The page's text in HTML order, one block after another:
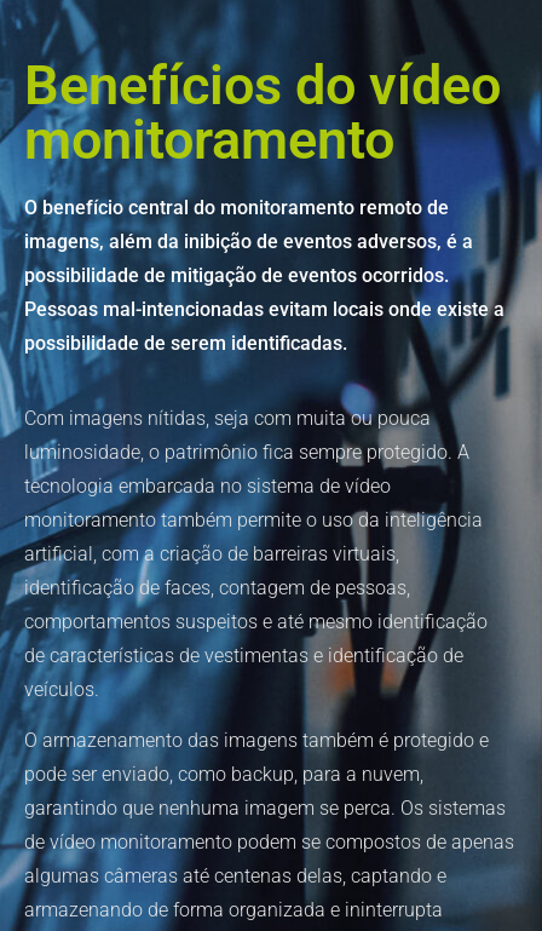
Benefícios do vídeo
monitoramento
O benefício central do monitoramento remoto de
imagens, além da inibição de eventos adversos, é a
possibilidade de mitigação de eventos ocorridos.
Pessoas mal-intencionadas evitam locais onde existe a
possibilidade de serem identificadas.
Com imagens nítidas, seja com muita ou pouca
luminosidade, o patrimônio fica sempre protegido. A
tecnologia embarcada no sistema de vídeo
monitoramento também permite o uso da inteligência
artificial, com a criação de barreiras virtuais,
identificação de faces, contagem de pessoas,
comportamentos suspeitos e até mesmo identificação
de características de vestimentas e identificação de
veículos.
O armazenamento das imagens também é protegido e
pode ser enviado, como backup, para a nuvem,
garantindo que nenhuma imagem se perca. Os sistemas
de vídeo monitoramento podem se compostos de apenas
algumas câmeras até centenas delas, captando e
armazenando de forma organizada e ininterrupta